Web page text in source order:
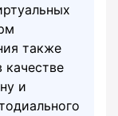
также
качестве
и